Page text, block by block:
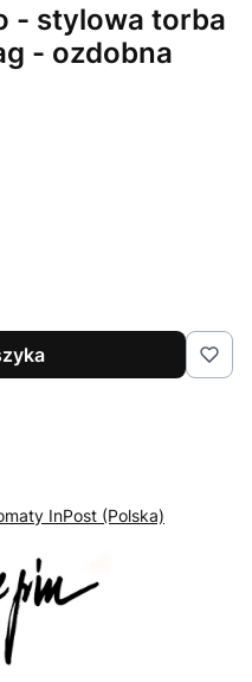
- stylowa torba
- ozdobna
InPost (Polska)